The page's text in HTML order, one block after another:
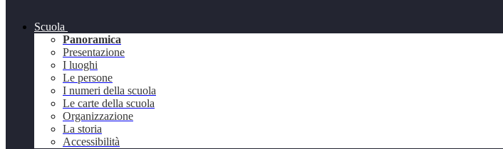
Scuola
Panoramica
Presentazione
I luoghi
Le persone
I numeri della scuola
Le carte della scuola
Organizzazione
La storia
Accessibilità